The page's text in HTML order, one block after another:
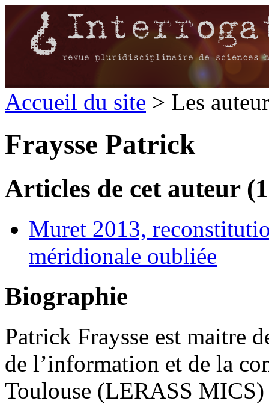
Accueil du site > Les
Fraysse Patrick
Articles de cet auteur
Muret 2013,
méridionale oubliée
Biographie
Patrick Fraysse est maitre
de l’information et de la
Toulouse (LERASS MICS)